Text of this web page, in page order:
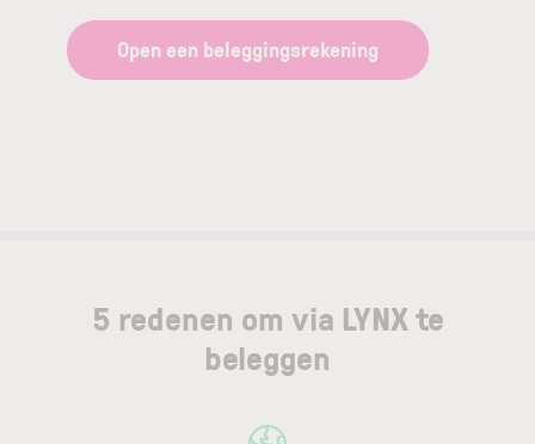
Open een beleggingsrekening
5 redenen om via LYNX te
beleggen